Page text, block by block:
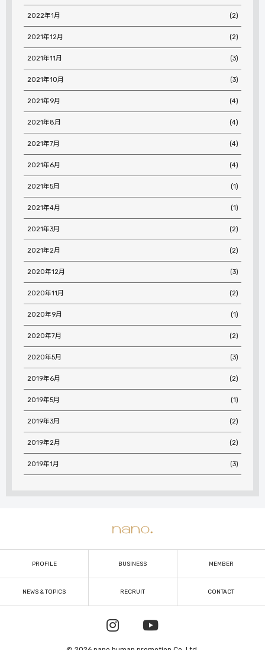
2022年1月 (2)
2021年12月 (2)
2021年11月 (3)
2021年10月 (3)
2021年9月 (4)
2021年8月 (4)
2021年7月 (4)
2021年6月 (4)
2021年5月 (1)
2021年4月 (1)
2021年3月 (2)
2021年2月 (2)
2020年12月 (3)
2020年11月 (2)
2020年9月 (1)
2020年7月 (2)
2020年5月 (3)
2019年6月 (2)
2019年5月 (1)
2019年3月 (2)
2019年2月 (2)
2019年1月 (3)
PROFILE BUSINESS MEMBER
NEWS & TOPICS RECRUIT CONTACT